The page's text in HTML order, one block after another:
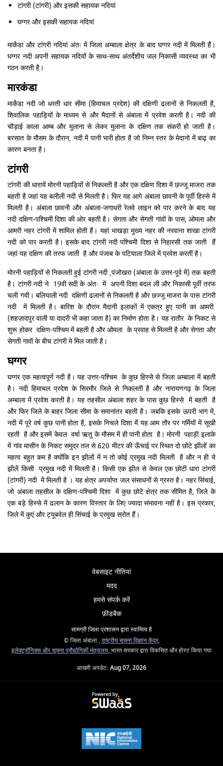
टांगरी (टांगरी) और इसकी सहायक नदियां
घग्गर और इसकी सहायक नदियां
मार्कंडा और टांगरी नदियां अंतः में जिला अम्बाला क्षेत्र के बाद घग्गर नदी में मिलती हैं।
घग्गर नदी अपनी सहायक नदियों के साथ-साथ अंतर्देशीय जल निकासी व्यवस्था का भी
गठन करती है।
मारकंडा
मार्कंडा नदी जो धरती धार सीमा (हिमाचल प्रदेश) की दक्षिणी ढलानों से निकलती है,
शिवालिक पहाड़ियों के माध्यम से और मैदानों से अंबाला में प्रवेश करती है। नदी की
चौड़ाई काला आम्ब और मुलाना से लेकर मुलाना के दक्षिण तक संकरी हो जाती है।
बरसात के मौसम के दौरान, नदी में पानी भारी होता है जो निम्न स्तर के मेदानो में बाढ़ का
कारण बनता है।
टांगरी
टांगरी की धारायें मोरनी पहाड़ियों से निकलती है और एक दक्षिण दिशा में छज्जू माजरा तक
बहती है जहां यह बलीली नदी से मिलती है। फिर यह आगे अंबाला छावनी के पूर्वी हिस्से में
मिलती है। अंबाला छावनी और अंबाला-जगाधरी रेलवे लाइन को पार करने के बाद यह
नदी दक्षिण-पश्चिमी दिशा की ओर बहती है। सेगता और सेगती गांवों के पास, ओमला और
आमरी नहर टांगरी में शामिल होती हैं। यहां भाखड़ा मुख्य नहर की नरवाना शाखा टांगरी
नदी को पार करती है। इसके बाद टांगरी नदी पश्चिमी दिशा से निहारसी तक जाती हैं
जहां यह दक्षिण की तरफ जाती है और पंजाब के पटियाला जिले में प्रवेश करतीं है।
मोरनी पहाड़ियों से निकलती हुई टांगरी नदी ,पंजोखरा (अंबाला के उत्तर-पूर्व में) तक बहती
है। टांगरी नदी ने 19वी सदी के अंतः में अपनी दिशा बदल ली और निकासी पूर्वी तरफ
चली गयी। बलियाली नदी दक्षिणी ढलानों से निकलती है और छज्जू माजरा के पास टांगरी
नदी में मिलती है। बारिश के दौरान मैदानी इलाकों में एकत्र हुए पानी का आमरी
(शहज़ादपुर वाली या दादरी भी कहा जाता है) का निर्माण होता है। यह रातौर के निकट से
शुरू होकर दक्षिण-पश्चिम में बहती है और ओमला के प्रवाह से मिलती है और सेगता और
सेगती गावों के बीच टांगरी मे मिल जाती है।
घग्गर
घग्गर एक महत्वपूर्ण नदी है। यह उत्तर-पश्चिम के कुछ हिस्से से जिला अम्बाला में बहती
है। नदी हिमाचल प्रदेश के सिरमौर जिले से निकलती है और नारायणगढ़ के जिला
अम्बाला में प्रवेश करती है। यह तहसील अंबाला शहर के पास कुछ हिस्से में बहती है
और फिर जिले के बाहर जिला सीमा के समानांतर बहती है। जबकि इसके ऊपरी भाग में,
नदी में पूरे वर्ष कुछ पानी होता है, इसके निचले दिशा में यह आम तौर पर गर्मियों में सूखी
रहती है और इसमें केवल वर्षा ऋतु के मौसम में ही पानी होता है। मोरनी पहाड़ी इलाके
में गांव मासीन के निकट समुद्र तल से 620 मीटर की ऊँचाई पर स्थित दो छोटे झीलों का
महत्व बहुत कम है क्योंकि इन झीलों में न तो कोई प्रमुख नदी मिलती है और न ही ये
झीलें किसी प्रमुख नदी में मिलती है। किसी एक झील से केवल एक छोटी धारा टांगरी
(टांगरी) नदी में मिलती है । यह क्षेत्र अपर्याप्त जल संसाधनों से ग्रस्त है। नहर सिंचाई,
जो अंबाला तहसील के दक्षिण-पश्चिमी दिशा में कुछ छोटे क्षेत्र तक सीमित है, जिले के
एक बड़े हिस्से में ढलान के कारण विस्तार के लिए ज्यादा संभावना नहीं है। इस प्रकार,
जिले में कुएं और ट्यूबवेल ही सिंचाई के प्रमुख स्रोत हैं।
वेबसाइट नीतियां
मदद
हमसे संपर्क करें
फ़ीडबैक
सामग्री जिला प्रशासन द्वारा स्वामित्व है
© जिला अंबाला , राष्ट्रीय सूचना विज्ञान केंद्र,
इलेक्ट्रॉनिक्स और सूचना प्रौद्योगिकी मंत्रालय,भारत सरकार द्वारा विकसित और होस्ट किया गया
आखरी अपडेट: Aug 07, 2026